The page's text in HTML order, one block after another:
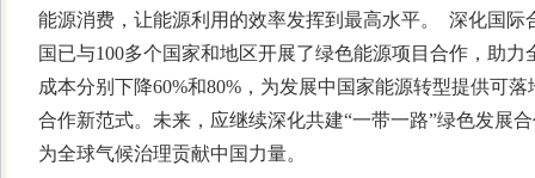
能源消费，让能源利用的效率发挥到最高水平。 深化国
国已与100多个国家和地区开展了绿色能源项目合作，助
成本分别下降60%和80%，为发展中国家能源转型提供可
合作新范式。未来，应继续深化共建“一带一路”绿色发展
为全球气候治理贡献中国力量。